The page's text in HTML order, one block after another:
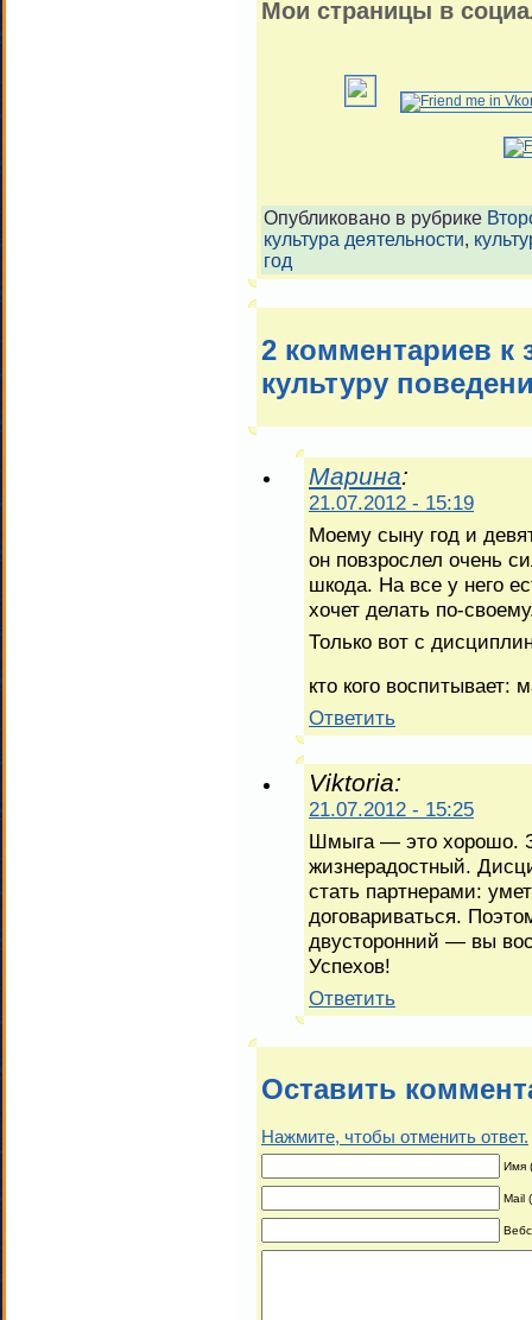
Мои страницы в
Опубликовано в рубрике
культура деятельности,
год
2 комментариев к
культуру
Марина:
21.07.2012 - 15:19
Моему сыну год и
он повзрослел очень
шкода. На все у него
хочет делать по-
Только вот с
кто кого
Ответить
Viktoria:
21.07.2012 - 15:25
Шмыга — это хорошо.
жизнерадостный.
стать партнерами:
договариваться.
двусторонний — вы
Успехов!
Ответить
Оставить
Нажмите, чтобы отменить ответ.
Имя
Mail